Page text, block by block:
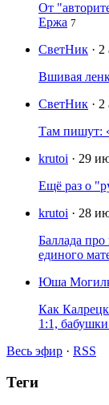
От
Ержа 7
СветНик ·
Вшивая
СветНик ·
Там пишут:
krutoi · 29
Ещё раз о
krutoi · 28
Баллада
единого
Юша
Как
1:1,
Весь эфир · RSS
Теги